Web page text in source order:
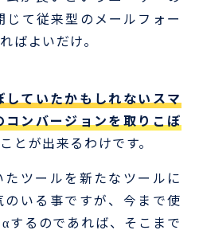
て従来型のメールフォー
ばよいだけ。
していたかもしれないスマ
コンバージョンを取りこぼ
とが出来るわけです。
たツールを新たなツールに
いる事ですが、今まで使
するのであれば、そこまで